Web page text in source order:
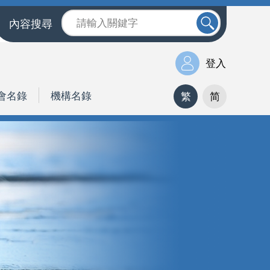
內容搜尋
登入
名錄 機構名錄 繁 简